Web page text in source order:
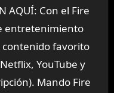
AQUÍ: Con el Fire
entretenimiento
favorito
YouTube y
Mando Fire